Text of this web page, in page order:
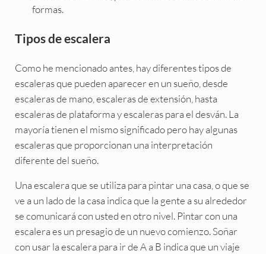
formas.
Tipos de escalera
Como he mencionado antes, hay diferentes tipos de
escaleras que pueden aparecer en un sueño, desde
escaleras de mano, escaleras de extensión, hasta
escaleras de plataforma y escaleras para el desván. La
mayoría tienen el mismo significado pero hay algunas
escaleras que proporcionan una interpretación
diferente del sueño.
Una escalera que se utiliza para pintar una casa, o que se
ve a un lado de la casa indica que la gente a su alrededor
se comunicará con usted en otro nivel. Pintar con una
escalera es un presagio de un nuevo comienzo. Soñar
con usar la escalera para ir de A a B indica que un viaje